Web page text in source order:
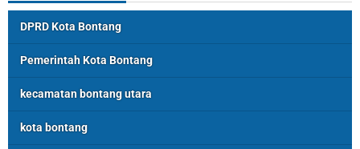
DPRD Kota Bontang
Pemerintah Kota Bontang
kecamatan bontang utara
kota bontang